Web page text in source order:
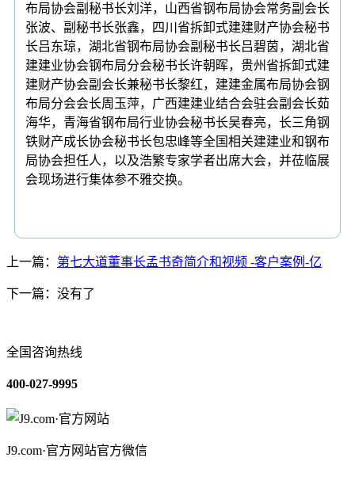
布局协会副秘书长刘洋，山西省钢布局协会常务副会长
张波、副秘书长张鑫，四川省拆卸式建建财产协会秘书
长吕东琼，湖北省钢布局协会副秘书长吕碧茵，湖北省
建建业协会钢布局分会秘书长许朝晖，贵州省拆卸式建
建财产协会副会长兼秘书长黎红，建建金属布局协会钢
布局分会会长周玉萍，广西建建业结合会驻会副会长茹
海华，青海省钢布局行业协会秘书长吴春亮，长三角钢
铁财产成长协会秘书长包忠峰等全国相关建建业和钢布
局协会担任人，以及浩繁专家学者出席大会，并莅临展
会现场进行集体参不雅交换。
上一篇： 第七大道董事长孟书奇简介和视频 -客户案例-亿
下一篇：没有了
全国咨询热线
400-027-9995
J9.com·官方网站官方微信